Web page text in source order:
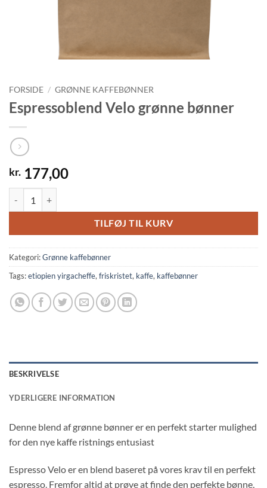
FORSIDE / GRØNNE KAFFEBØNNER
Espressoblend Velo grønne bønner
kr. 177,00
TILFØJ TIL KURV
Kategori:Grønne kaffebønner
Tags:etiopien yirgacheffe, friskristet, kaffe, kaffebønner
BESKRIVELSE
YDERLIGERE INFORMATION
Denne blend af grønne bønner er en perfekt starter mulighed
for den nye kaffe ristnings entusiast
Espresso Velo er en blend baseret på vores krav til en perfekt
espresso. Fremfor altid at prøve at finde den perfekte bønne,